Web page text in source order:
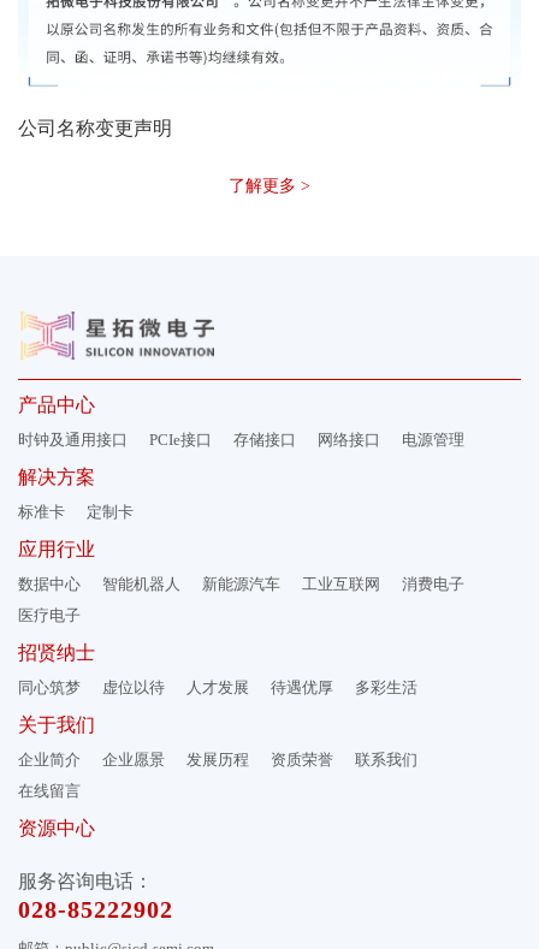
公司名称变更声明
了解更多 >
产品中心
时钟及通用接口 PCIe接口 存储接口 网络接口 电源管理
解决方案
标准卡 定制卡
应用行业
数据中心 智能机器人 新能源汽车 工业互联网
消费电子
医疗电子
招贤纳士
同心筑梦 虚位以待 人才发展 待遇优厚 多彩生活
关于我们
企业简介 企业愿景 发展历程 资质荣誉
联系我们
在线留言
资源中心
服务咨询电话：
028-85222902